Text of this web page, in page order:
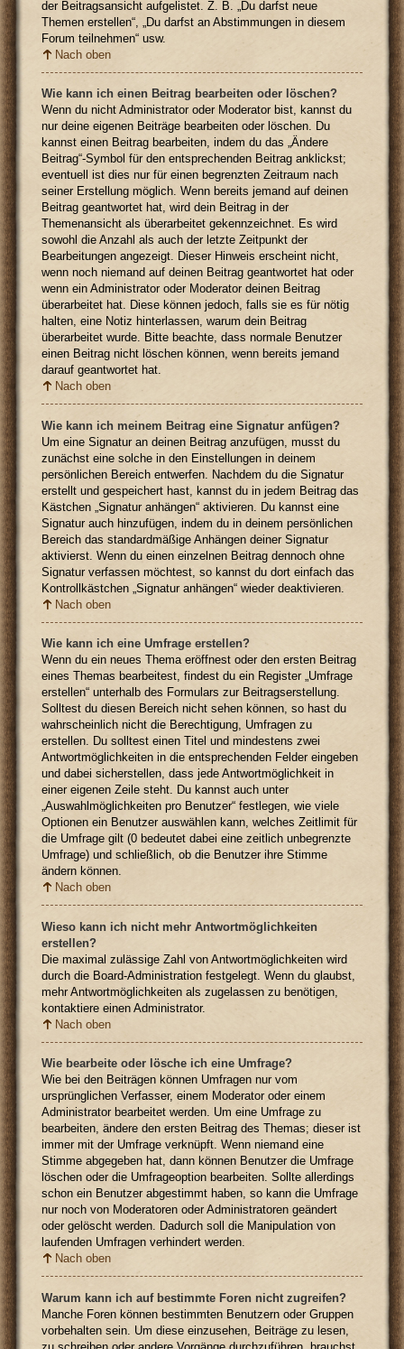
der Beitragsansicht aufgelistet. Z. B. „Du darfst neue
Themen erstellen“, „Du darfst an Abstimmungen in diesem
Forum teilnehmen“ usw.
Nach oben
Wie kann ich einen Beitrag bearbeiten oder löschen?
Wenn du nicht Administrator oder Moderator bist, kannst du
nur deine eigenen Beiträge bearbeiten oder löschen. Du
kannst einen Beitrag bearbeiten, indem du das „Ändere
Beitrag“-Symbol für den entsprechenden Beitrag anklickst;
eventuell ist dies nur für einen begrenzten Zeitraum nach
seiner Erstellung möglich. Wenn bereits jemand auf deinen
Beitrag geantwortet hat, wird dein Beitrag in der
Themenansicht als überarbeitet gekennzeichnet. Es wird
sowohl die Anzahl als auch der letzte Zeitpunkt der
Bearbeitungen angezeigt. Dieser Hinweis erscheint nicht,
wenn noch niemand auf deinen Beitrag geantwortet hat oder
wenn ein Administrator oder Moderator deinen Beitrag
überarbeitet hat. Diese können jedoch, falls sie es für nötig
halten, eine Notiz hinterlassen, warum dein Beitrag
überarbeitet wurde. Bitte beachte, dass normale Benutzer
einen Beitrag nicht löschen können, wenn bereits jemand
darauf geantwortet hat.
Nach oben
Wie kann ich meinem Beitrag eine Signatur anfügen?
Um eine Signatur an deinen Beitrag anzufügen, musst du
zunächst eine solche in den Einstellungen in deinem
persönlichen Bereich entwerfen. Nachdem du die Signatur
erstellt und gespeichert hast, kannst du in jedem Beitrag das
Kästchen „Signatur anhängen“ aktivieren. Du kannst eine
Signatur auch hinzufügen, indem du in deinem persönlichen
Bereich das standardmäßige Anhängen deiner Signatur
aktivierst. Wenn du einen einzelnen Beitrag dennoch ohne
Signatur verfassen möchtest, so kannst du dort einfach das
Kontrollkästchen „Signatur anhängen“ wieder deaktivieren.
Nach oben
Wie kann ich eine Umfrage erstellen?
Wenn du ein neues Thema eröffnest oder den ersten Beitrag
eines Themas bearbeitest, findest du ein Register „Umfrage
erstellen“ unterhalb des Formulars zur Beitragserstellung.
Solltest du diesen Bereich nicht sehen können, so hast du
wahrscheinlich nicht die Berechtigung, Umfragen zu
erstellen. Du solltest einen Titel und mindestens zwei
Antwortmöglichkeiten in die entsprechenden Felder eingeben
und dabei sicherstellen, dass jede Antwortmöglichkeit in
einer eigenen Zeile steht. Du kannst auch unter
„Auswahlmöglichkeiten pro Benutzer“ festlegen, wie viele
Optionen ein Benutzer auswählen kann, welches Zeitlimit für
die Umfrage gilt (0 bedeutet dabei eine zeitlich unbegrenzte
Umfrage) und schließlich, ob die Benutzer ihre Stimme
ändern können.
Nach oben
Wieso kann ich nicht mehr Antwortmöglichkeiten
erstellen?
Die maximal zulässige Zahl von Antwortmöglichkeiten wird
durch die Board-Administration festgelegt. Wenn du glaubst,
mehr Antwortmöglichkeiten als zugelassen zu benötigen,
kontaktiere einen Administrator.
Nach oben
Wie bearbeite oder lösche ich eine Umfrage?
Wie bei den Beiträgen können Umfragen nur vom
ursprünglichen Verfasser, einem Moderator oder einem
Administrator bearbeitet werden. Um eine Umfrage zu
bearbeiten, ändere den ersten Beitrag des Themas; dieser ist
immer mit der Umfrage verknüpft. Wenn niemand eine
Stimme abgegeben hat, dann können Benutzer die Umfrage
löschen oder die Umfrageoption bearbeiten. Sollte allerdings
schon ein Benutzer abgestimmt haben, so kann die Umfrage
nur noch von Moderatoren oder Administratoren geändert
oder gelöscht werden. Dadurch soll die Manipulation von
laufenden Umfragen verhindert werden.
Nach oben
Warum kann ich auf bestimmte Foren nicht zugreifen?
Manche Foren können bestimmten Benutzern oder Gruppen
vorbehalten sein. Um diese einzusehen, Beiträge zu lesen,